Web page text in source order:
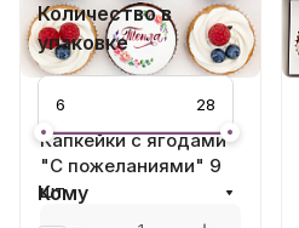
1 850 ₽
Капкейки с ягодами
"С пожеланиями" 9
шт
Количество в
упаковке
Кому